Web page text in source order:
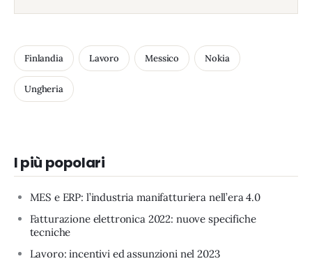
Finlandia Lavoro Messico Nokia
Ungheria
I più popolari
MES e ERP: l’industria manifatturiera nell’era 4.0
Fatturazione elettronica 2022: nuove specifiche
tecniche
Lavoro: incentivi ed assunzioni nel 2023